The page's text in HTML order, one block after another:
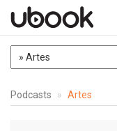
Podcasts Artes